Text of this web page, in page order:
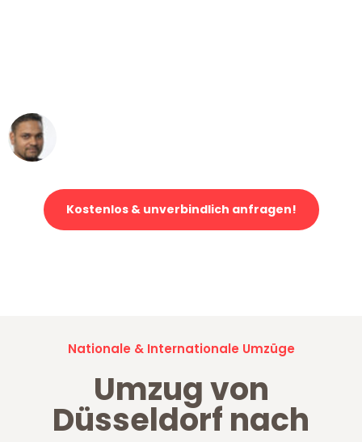
Kostenlos & unverbindlich anfragen!
Nationale & Internationale Umzüge
Umzug von
Düsseldorf nach